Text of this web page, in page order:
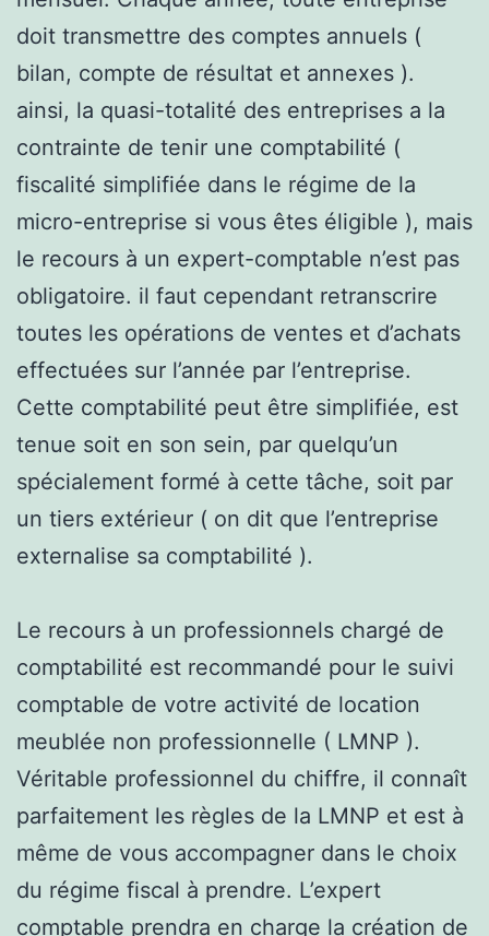
doit transmettre des comptes annuels (
bilan, compte de résultat et annexes ).
ainsi, la quasi-totalité des entreprises a la
contrainte de tenir une comptabilité (
fiscalité simplifiée dans le régime de la
micro-entreprise si vous êtes éligible ), mais
le recours à un expert-comptable n’est pas
obligatoire. il faut cependant retranscrire
toutes les opérations de ventes et d’achats
effectuées sur l’année par l’entreprise.
Cette comptabilité peut être simplifiée, est
tenue soit en son sein, par quelqu’un
spécialement formé à cette tâche, soit par
un tiers extérieur ( on dit que l’entreprise
externalise sa comptabilité ).
Le recours à un professionnels chargé de
comptabilité est recommandé pour le suivi
comptable de votre activité de location
meublée non professionnelle ( LMNP ).
Véritable professionnel du chiffre, il connaît
parfaitement les règles de la LMNP et est à
même de vous accompagner dans le choix
du régime fiscal à prendre. L’expert
comptable prendra en charge la création de